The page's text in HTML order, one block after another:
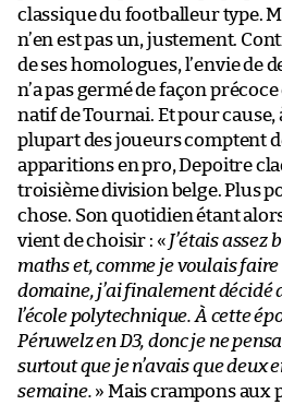
classique du footballeur type.
n’en est pas un, justement.
de ses homologues, l’envie de
n’a pas germé de façon
natif de Tournai. Et pour cause,
plupart des joueurs comptent
apparitions en pro, Depoitre
troisième division belge. Plus
chose. Son quotidien étant
vient de choisir : « J’étais assez
maths et, comme je voulais faire
domaine, j’ai finalement décidé
l’école polytechnique. À cette
Péruwelz en D3, donc je ne
surtout que je n’avais que deux
semaine. » Mais crampons aux